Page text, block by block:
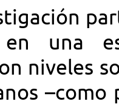
una
niveles